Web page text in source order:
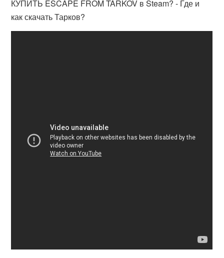
КУПИТЬ ESCAPE FROM TARKOV в Steam? - Где и
как скачать Тарков?